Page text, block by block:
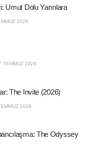
Umut Dolu Yarınlara
2026
TEMMUZ 2026
The Invite (2026)
2026
The Odyssey